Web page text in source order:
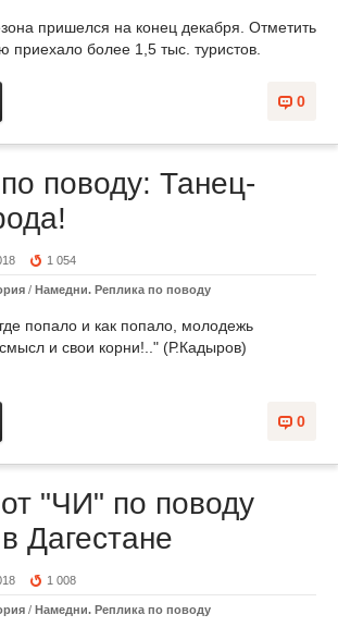
пришелся на конец декабря. Отметить
приехало более 1,5 тыс. туристов.
0
поводу: Танец-
1 054
/ Намедни. Реплика по поводу
попало и как попало, молодежь
и свои корни!.." (Р.Кадыров)
0
"ЧИ" по поводу
Дагестане
1 008
/ Намедни. Реплика по поводу